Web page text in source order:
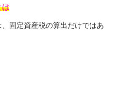
は
固定資産税の算出だけではあ